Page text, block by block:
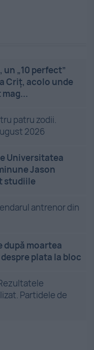
„10 perfect”
Criț, acolo unde
patru zodii.
2026
Universitatea
Jason
studiile
antrenor din
moartea
plata la bloc
Partidele de